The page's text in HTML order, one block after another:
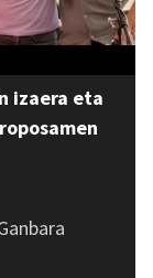
izaera eta